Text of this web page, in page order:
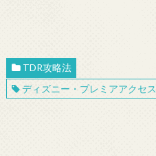
TDR攻略法
ディズニー・プレミアアクセス